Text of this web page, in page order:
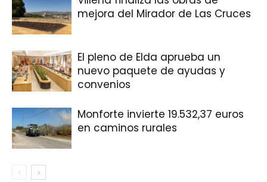
mejora del Mirador de Las Cruces
El pleno de Elda aprueba un
nuevo paquete de ayudas y
convenios
Monforte invierte 19.532,37 euros
en caminos rurales